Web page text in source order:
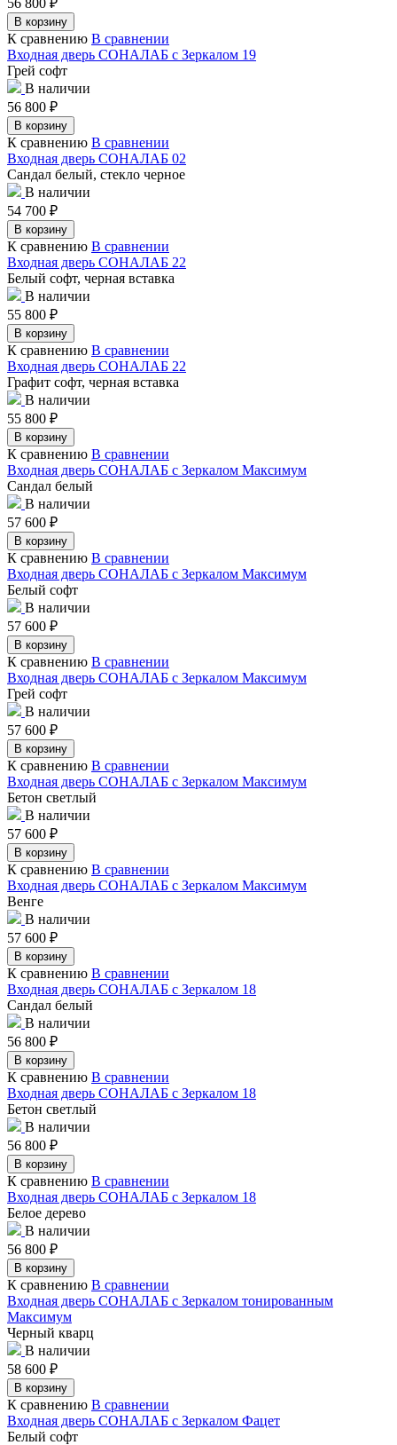
В корзину
К сравнению В сравнении
Входная дверь СОНАЛАБ с Зеркалом 19
Грей софт
В наличии
56 800 ₽
В корзину
К сравнению В сравнении
Входная дверь СОНАЛАБ 02
Сандал белый, стекло черное
В наличии
54 700 ₽
В корзину
К сравнению В сравнении
Входная дверь СОНАЛАБ 22
Белый софт, черная вставка
В наличии
55 800 ₽
В корзину
К сравнению В сравнении
Входная дверь СОНАЛАБ 22
Графит софт, черная вставка
В наличии
55 800 ₽
В корзину
К сравнению В сравнении
Входная дверь СОНАЛАБ с Зеркалом Максимум
Сандал белый
В наличии
57 600 ₽
В корзину
К сравнению В сравнении
Входная дверь СОНАЛАБ с Зеркалом Максимум
Белый софт
В наличии
57 600 ₽
В корзину
К сравнению В сравнении
Входная дверь СОНАЛАБ с Зеркалом Максимум
Грей софт
В наличии
57 600 ₽
В корзину
К сравнению В сравнении
Входная дверь СОНАЛАБ с Зеркалом Максимум
Бетон светлый
В наличии
57 600 ₽
В корзину
К сравнению В сравнении
Входная дверь СОНАЛАБ с Зеркалом Максимум
Венге
В наличии
57 600 ₽
В корзину
К сравнению В сравнении
Входная дверь СОНАЛАБ с Зеркалом 18
Сандал белый
В наличии
56 800 ₽
В корзину
К сравнению В сравнении
Входная дверь СОНАЛАБ с Зеркалом 18
Бетон светлый
В наличии
56 800 ₽
В корзину
К сравнению В сравнении
Входная дверь СОНАЛАБ с Зеркалом 18
Белое дерево
В наличии
56 800 ₽
В корзину
К сравнению В сравнении
Входная дверь СОНАЛАБ с Зеркалом тонированным
Максимум
Черный кварц
В наличии
58 600 ₽
В корзину
К сравнению В сравнении
Входная дверь СОНАЛАБ с Зеркалом Фацет
Белый софт